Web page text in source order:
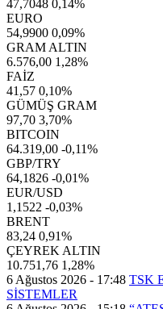
47,7048 0,14%
EURO
54,9900 0,09%
GRAM ALTIN
6.576,00 1,28%
FAİZ
41,57 0,10%
GÜMÜŞ GRAM
97,70 3,70%
BITCOIN
64.319,00 -0,11%
GBP/TRY
64,1826 -0,01%
EUR/USD
1,1522 -0,03%
BRENT
83,24 0,91%
ÇEYREK ALTIN
10.751,76 1,28%
6 Ağustos 2026 - 17:48 TSK
SİSTEMLER